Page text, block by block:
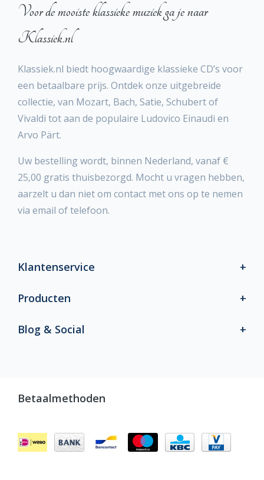
Voor de mooiste klassieke muziek ga je naar
Klassiek.nl
Klassiek.nl biedt hoogwaardige klassieke CD’s voor
een betaalbare prijs. Ontdek onze uitgebreide
collectie, van Mozart, Bach, Satie, Schubert of
Vivaldi tot aan de populaire Ludovico Einaudi en
Arvo Pärt.
Uw bestelling wordt, binnen Nederland, vanaf €
25,00 gratis thuisbezorgd. Mocht u vragen hebben,
aarzelt u dan niet om contact met ons op te nemen
via email of telefoon.
Klantenservice
Producten
Blog & Social
Betaalmethoden